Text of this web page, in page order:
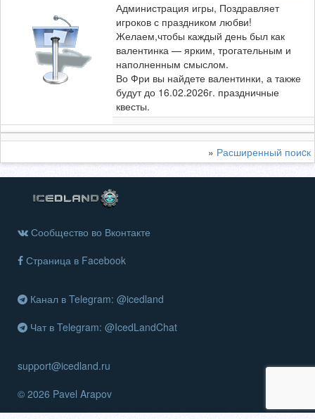
Администрация игры, Поздравляет
игроков с праздником любви!
Желаем,чтобы каждый день был как
валентинка — ярким, трогательным и
наполненным смыслом.
Во Фри вы найдете валентинки, а также
будут до 16.02.2026г. праздничные
квесты.
» Расширенный поиcк
Сообщество во Вконтакте
Страница в Facebook
Канал в Telegram: @icedland
Чат в Telegram: @IcedLandChat
support@icedland.ru
© 2026 Pavel Arapov